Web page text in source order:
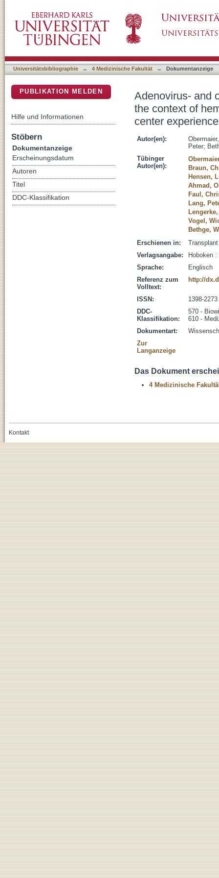
transplan or HIV infection - A single-center
Universitätsbibliographie → 4 Medizinische Fakultät → Dokumentanzeige
Adenovirus- and
the context of
center experience
Autor(en):
Peter;
Tübinger
Autor(en):
Braun,
Hensen,
Ahmad,
Faul,
Lang,
Vogel,
Bethge,
Erschienen in:
Verlagsangabe:
Hoboken
Sprache:
Englisch
Referenz zum
Volltext:
http://
ISSN:
1398-2273
DDC-
Klassifikation:
570 -
610 -
Dokumentart:
Zur
Langanzeige
Das Dokument
4 Medizinische
PUBLIKATION MELDEN
Hilfe und Informationen
Stöbern
Dokumentanzeige
Erscheinungsdatum
Autoren
Titel
DDC-Klassifikation
Kontakt